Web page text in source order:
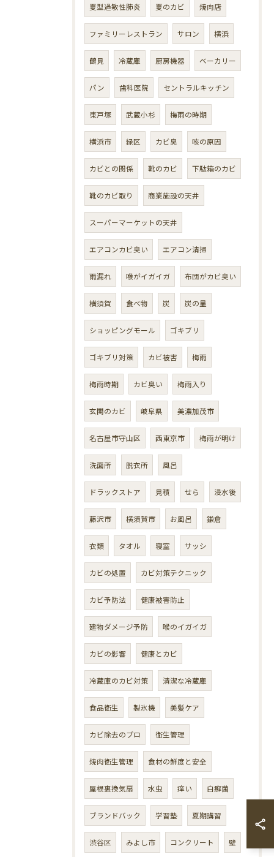
夏型過敏性肺炎 夏のカビ 焼肉店
ファミリーレストラン サロン 横浜
鶴見 冷蔵庫 厨房機器 ベーカリー
パン 歯科医院 セントラルキッチン
東戸塚 武蔵小杉 梅雨の時期
横浜市 緑区 カビ臭 咳の原因
カビとの関係 靴のカビ 下駄箱のカビ
靴のカビ取り 商業施設の天井
スーパーマーケットの天井
エアコンカビ臭い エアコン清掃
雨漏れ 喉がイガイガ 布団がカビ臭い
横須賀 食べ物 炭 炭の量
ショッピングモール ゴキブリ
ゴキブリ対策 カビ被害 梅雨
梅雨時期 カビ臭い 梅雨入り
玄関のカビ 岐阜県 美濃加茂市
名古屋市守山区 西東京市 梅雨が明け
洗面所 脱衣所 風呂
ドラックストア 見積 せら 浸水後
藤沢市 横須賀市 お風呂 鎌倉
衣類 タオル 寝室 サッシ
カビの処置 カビ対策テクニック
カビ予防法 健康被害防止
建物ダメージ予防 喉のイガイガ
カビの影響 健康とカビ
冷蔵庫のカビ対策 清潔な冷蔵庫
食品衛生 製氷機 美髪ケア
カビ除去のプロ 衛生管理
焼肉衛生管理 食材の鮮度と安全
屋根裏換気扇 水虫 痒い 白癬菌
ブランドバック 学習塾 夏期講習
渋谷区 みよし市 コンクリート 壁